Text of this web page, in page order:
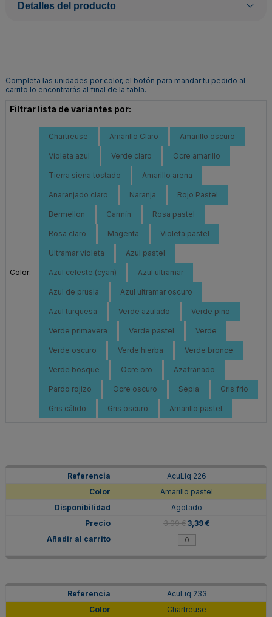
Detalles del producto
Completa las unidades por color, el botón para mandar tu pedido al
carrito lo encontrarás al final de la tabla.
Filtrar lista de variantes por:
Color:
Chartreuse Amarillo Claro Amarillo oscuro
Violeta azul Verde claro Ocre amarillo
Tierra siena tostado Amarillo arena
Anaranjado claro Naranja Rojo Pastel
Bermellon Carmín Rosa pastel
Rosa claro Magenta Violeta pastel
Ultramar violeta Azul pastel
Azul celeste (cyan) Azul ultramar
Azul de prusia Azul ultramar oscuro
Azul turquesa Verde azulado Verde pino
Verde primavera Verde pastel Verde
Verde oscuro Verde hierba Verde bronce
Verde bosque Ocre oro Azafranado
Pardo rojizo Ocre oscuro Sepia Gris frío
Gris cálido Gris oscuro Amarillo pastel
AcuLiq 226
Amarillo pastel
Agotado
3,99 € 3,39 €
AcuLiq 233
Chartreuse